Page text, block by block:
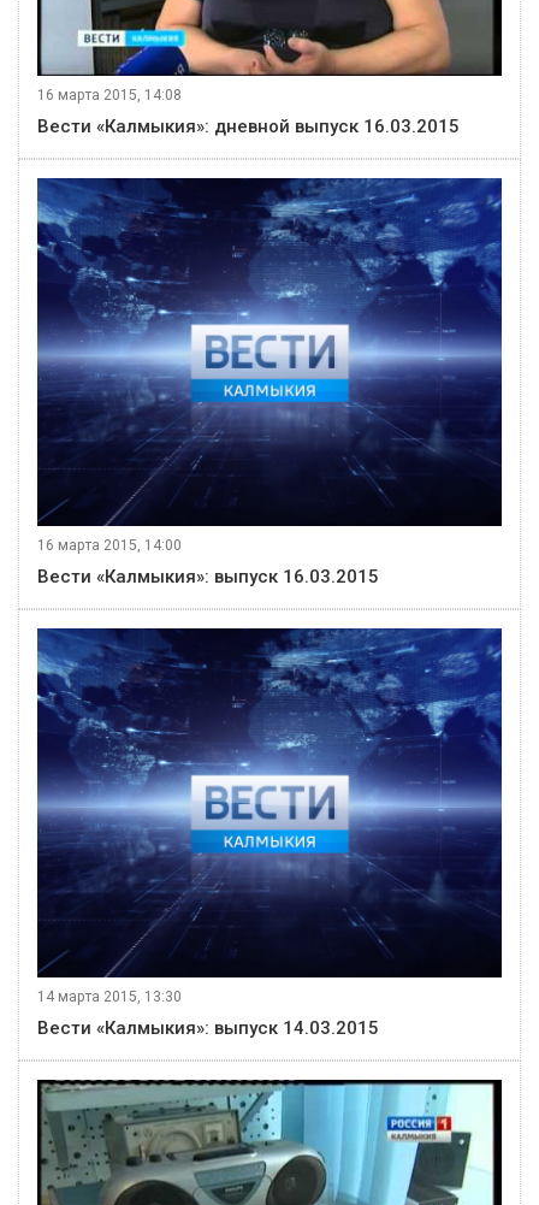
16 марта 2015, 14:08
Вести «Калмыкия»: дневной выпуск 16.03.2015
16 марта 2015, 14:00
Вести «Калмыкия»: выпуск 16.03.2015
14 марта 2015, 13:30
Вести «Калмыкия»: выпуск 14.03.2015